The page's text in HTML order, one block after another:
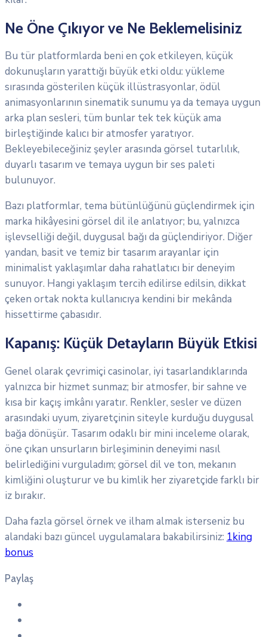
Ne Öne Çıkıyor ve Ne Beklemelisiniz
Bu tür platformlarda beni en çok etkileyen, küçük
dokunuşların yarattığı büyük etki oldu: yükleme
sırasında gösterilen küçük illüstrasyonlar, ödül
animasyonlarının sinematik sunumu ya da temaya uygun
arka plan sesleri, tüm bunlar tek tek küçük ama
birleştiğinde kalıcı bir atmosfer yaratıyor.
Bekleyebileceğiniz şeyler arasında görsel tutarlılık,
duyarlı tasarım ve temaya uygun bir ses paleti
bulunuyor.
Bazı platformlar, tema bütünlüğünü güçlendirmek için
marka hikâyesini görsel dil ile anlatıyor; bu, yalnızca
işlevselliği değil, duygusal bağı da güçlendiriyor. Diğer
yandan, basit ve temiz bir tasarım arayanlar için
minimalist yaklaşımlar daha rahatlatıcı bir deneyim
sunuyor. Hangi yaklaşım tercih edilirse edilsin, dikkat
çeken ortak nokta kullanıcıya kendini bir mekânda
hissettirme çabasıdır.
Kapanış: Küçük Detayların Büyük Etkisi
Genel olarak çevrimiçi casinolar, iyi tasarlandıklarında
yalnızca bir hizmet sunmaz; bir atmosfer, bir sahne ve
kısa bir kaçış imkânı yaratır. Renkler, sesler ve düzen
arasındaki uyum, ziyaretçinin siteyle kurduğu duygusal
bağa dönüşür. Tasarım odaklı bir mini inceleme olarak,
öne çıkan unsurların birleşiminin deneyimi nasıl
belirlediğini vurguladım; görsel dil ve ton, mekanın
kimliğini oluşturur ve bu kimlik her ziyaretçide farklı bir
iz bırakır.
Daha fazla görsel örnek ve ilham almak isterseniz bu
alandaki bazı güncel uygulamalara bakabilirsiniz: 1king
bonus
Paylaş